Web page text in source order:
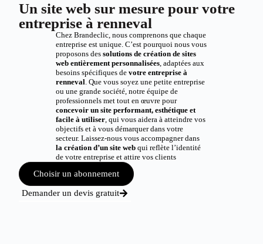
Un site web sur mesure pour votre
entreprise à renneval
Chez Brandeclic, nous comprenons que chaque
entreprise est unique. C’est pourquoi nous vous
proposons des solutions de création de sites
web entièrement personnalisées, adaptées aux
besoins spécifiques de votre entreprise à
renneval. Que vous soyez une petite entreprise
ou une grande société, notre équipe de
professionnels met tout en œuvre pour
concevoir un site performant, esthétique et
facile à utiliser, qui vous aidera à atteindre vos
objectifs et à vous démarquer dans votre
secteur. Laissez-nous vous accompagner dans
la création d’un site webqui reflète l’identité
de votre entreprise et attire vos clients
Choisir un abonnement
Demander un devis gratuit